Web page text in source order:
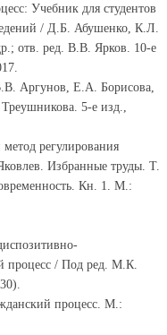
Учебник для студентов
/ Д.Б. Абушенко, К.Л.
отв. ред. В.В. Ярков. 10-е
Аргунов, Е.А. Борисова,
5-е изд.,
регулирования
Избранные труды. Т.
Кн. 1. М.:
процесс / Под ред. М.К.
процесс. М.: